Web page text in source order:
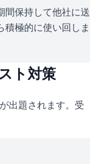
間保持して他社に送
積極的に使い回しま
ト対策
が出題されます。 受